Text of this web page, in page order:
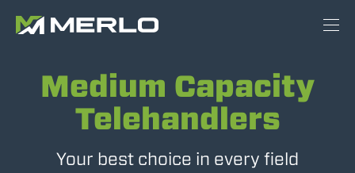
Medium Capacity
Telehandlers
Your best choice in every field